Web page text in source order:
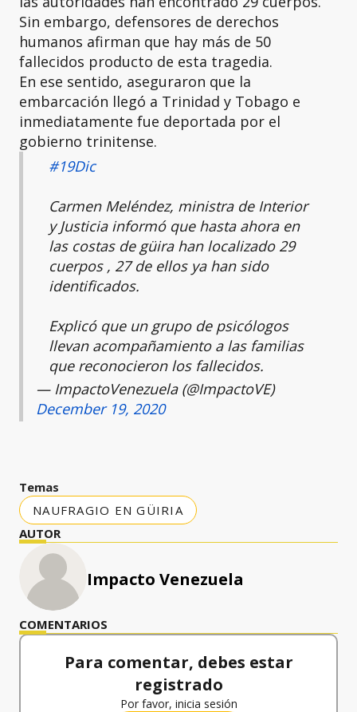
Sin embargo, defensores de derechos
humanos afirman que hay más de 50
fallecidos producto de esta tragedia.
En ese sentido, aseguraron que la
embarcación llegó a Trinidad y Tobago e
inmediatamente fue deportada por el
gobierno trinitense.
#19Dic
Carmen Meléndez, ministra de Interior
y Justicia informó que hasta ahora en
las costas de güira han localizado 29
cuerpos , 27 de ellos ya han sido
identificados.
Explicó que un grupo de psicólogos
llevan acompañamiento a las familias
que reconocieron los fallecidos.
— ImpactoVenezuela (@ImpactoVE)
December 19, 2020
Temas
NAUFRAGIO EN GÜIRIA
AUTOR
Impacto Venezuela
COMENTARIOS
Para comentar, debes estar
registrado
Por favor, inicia sesión